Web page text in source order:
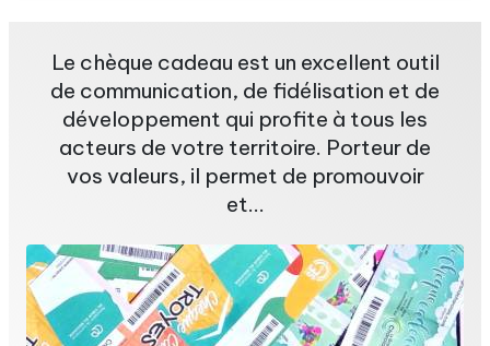
Le chèque cadeau est un excellent outil
de communication, de fidélisation et de
développement qui profite à tous les
acteurs de votre territoire. Porteur de
vos valeurs, il permet de promouvoir
et...